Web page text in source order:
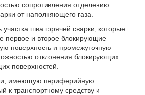
сопротивления отделению
от наполняющего газа.
шва горячей сварки, которые
первое и второе блокирующие
поверхность и промежуточную
отклонения блокирующих
поверхностей.
имеющую периферийную
к транспортному средству и